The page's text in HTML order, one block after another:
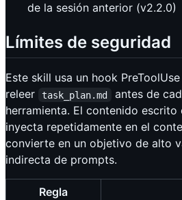
de la sesión anterior (v2.2.0)
Límites de seguridad
Este skill usa un hook
releer
task_plan.md
antes de
herramienta. El contenido escrito
inyecta repetidamente en el
convierte en un objetivo de alto
indirecta de prompts.
Regla